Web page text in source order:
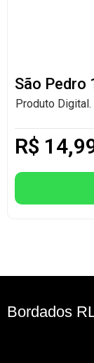
São Pedro
Produto Digital.
R$
Bordados